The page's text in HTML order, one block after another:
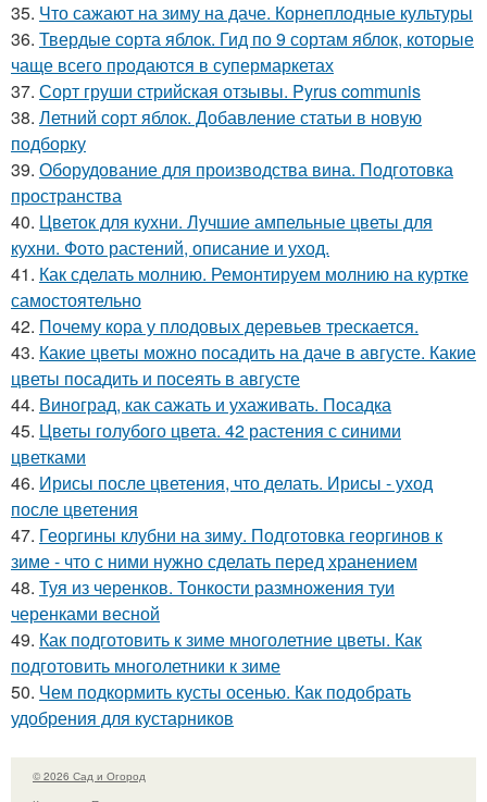
35. Что сажают на зиму на даче. Корнеплодные культуры
36. Твердые сорта яблок. Гид по 9 сортам яблок, которые
чаще всего продаются в супермаркетах
37. Сорт груши стрийская отзывы. Pyrus communis
38. Летний сорт яблок. Добавление статьи в новую
подборку
39. Оборудование для производства вина. Подготовка
пространства
40. Цветок для кухни. Лучшие ампельные цветы для
кухни. Фото растений, описание и уход.
41. Как сделать молнию. Ремонтируем молнию на куртке
самостоятельно
42. Почему кора у плодовых деревьев трескается.
43. Какие цветы можно посадить на даче в августе. Какие
цветы посадить и посеять в августе
44. Виноград, как сажать и ухаживать. Посадка
45. Цветы голубого цвета. 42 растения с синими
цветками
46. Ирисы после цветения, что делать. Ирисы - уход
после цветения
47. Георгины клубни на зиму. Подготовка георгинов к
зиме - что с ними нужно сделать перед хранением
48. Туя из черенков. Тонкости размножения туи
черенками весной
49. Как подготовить к зиме многолетние цветы. Как
подготовить многолетники к зиме
50. Чем подкормить кусты осенью. Как подобрать
удобрения для кустарников
© 2026 Сад и Огород